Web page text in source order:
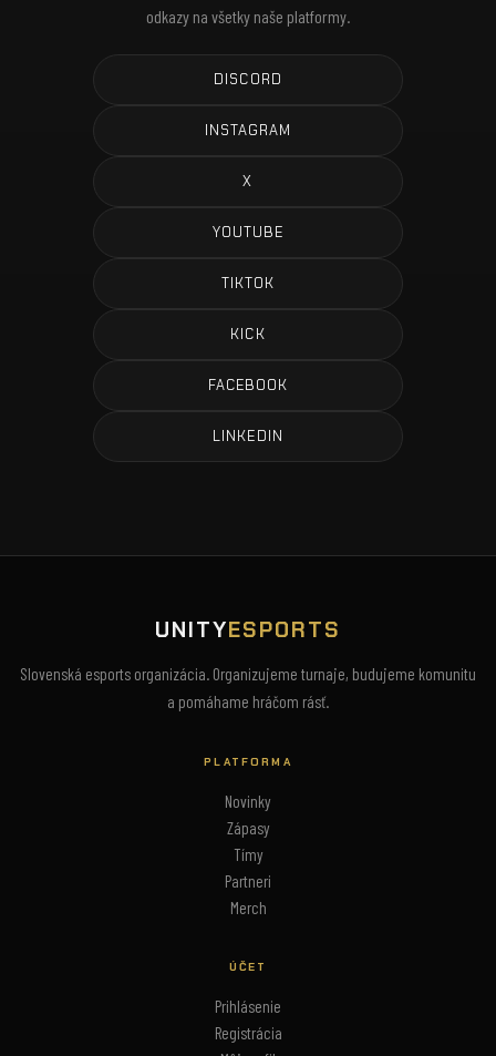
odkazy na všetky naše platformy.
DISCORD
INSTAGRAM
X
YOUTUBE
TIKTOK
KICK
FACEBOOK
LINKEDIN
UNITYESPORTS
Slovenská esports organizácia. Organizujeme turnaje, budujeme komunitu
a pomáhame hráčom rásť.
PLATFORMA
Novinky
Zápasy
Tímy
Partneri
Merch
ÚČET
Prihlásenie
Registrácia